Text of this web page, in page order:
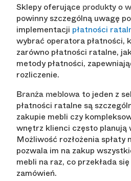
Sklepy oferujące produkty o
powinny szczególną uwagę
implementacji płatności
wybrać operatora płatności,
zarówno płatności ratalne,
metody płatności,
rozliczenie.
Branża meblowa to jeden z
płatności ratalne są
zakupie mebli czy
wnętrz klienci często planują
Możliwość rozłożenia spłaty
pozwala im na zakup
mebli na raz, co przekłada
zamówień.